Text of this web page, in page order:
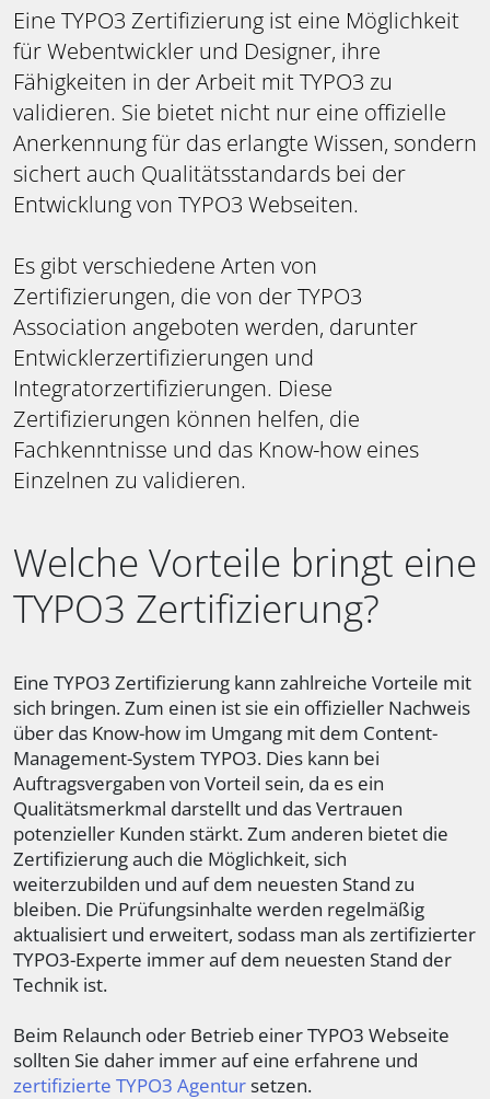
Eine TYPO3 Zertifizierung ist eine Möglichkeit
für Webentwickler und Designer, ihre
Fähigkeiten in der Arbeit mit TYPO3 zu
validieren. Sie bietet nicht nur eine offizielle
Anerkennung für das erlangte Wissen, sondern
sichert auch Qualitätsstandards bei der
Entwicklung von TYPO3 Webseiten.
Es gibt verschiedene Arten von
Zertifizierungen, die von der TYPO3
Association angeboten werden, darunter
Entwicklerzertifizierungen und
Integratorzertifizierungen. Diese
Zertifizierungen können helfen, die
Fachkenntnisse und das Know-how eines
Einzelnen zu validieren.
Welche Vorteile bringt eine
TYPO3 Zertifizierung?
Eine TYPO3 Zertifizierung kann zahlreiche Vorteile mit
sich bringen. Zum einen ist sie ein offizieller Nachweis
über das Know-how im Umgang mit dem Content-
Management-System TYPO3. Dies kann bei
Auftragsvergaben von Vorteil sein, da es ein
Qualitätsmerkmal darstellt und das Vertrauen
potenzieller Kunden stärkt. Zum anderen bietet die
Zertifizierung auch die Möglichkeit, sich
weiterzubilden und auf dem neuesten Stand zu
bleiben. Die Prüfungsinhalte werden regelmäßig
aktualisiert und erweitert, sodass man als zertifizierter
TYPO3-Experte immer auf dem neuesten Stand der
Technik ist.
Beim Relaunch oder Betrieb einer TYPO3 Webseite
sollten Sie daher immer auf eine erfahrene und
zertifizierte TYPO3 Agentursetzen.